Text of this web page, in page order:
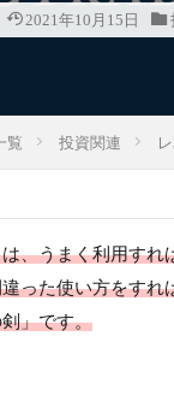
2021年10月15日
覧 投資関連
、うまく利用すれ
った使い方をすれ
」です。
検索